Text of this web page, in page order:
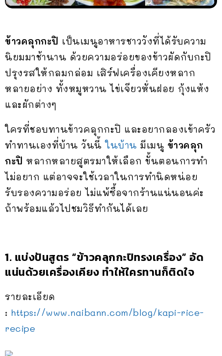
ข้าวคลุกกะปิ เป็นเมนูอาหารชาววังที่ได้รับความ
นิยมมาช้านาน ด้วยความอร่อยของข้าวผัดกับกะปิ
ปรุงรสให้กลมกล่อม เสิร์ฟเครื่องเคียงหลาก
หลายอย่าง ทั้งหมูหวาน ไข่เจียวหั่นฝอย กุ้งแห้ง
และผักต่างๆ
ใครที่ชอบทานข้าวคลุกกะปิ และอยากลองเข้าครัว
ทำทานเองที่บ้าน วันนี้ในบ้าน มีเมนู ข้าวคลุก
กะปิ หลากหลายสูตรมาให้เลือก ขั้นตอนการทำ
ไม่อยาก แต่อาจจะใช้เวลาในการทำนิดหน่อย
รับรองความอร่อย ไม่แพ้ซื้อจากร้านแน่นอนค่ะ
ถ้าพร้อมแล้วไปชมวิธีทำกันได้เลย
1. แบ่งปันสูตร “ข้าวคลุกกะปิทรงเครื่อง” อัด
แน่นด้วยเครื่องเคียง ทำให้ใครทานก็ติดใจ
รายละเอียด
: https://www.naibann.com/blog/kapi-rice-
recipe